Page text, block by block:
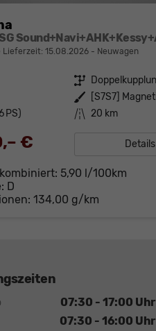
Lieferzeit: 15.08.2026 Neuwagen
Getriebe
Außenfarbe
PS) Kilometerstand 20 km
€ Details
5,90 l/100km
D
134,00 g/km
07:30 - 17:00 Uhr
07:30 - 16:00 Uhr